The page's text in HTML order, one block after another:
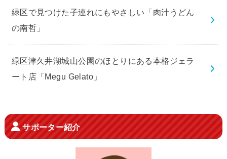
緑区で見つけた子連れにもやさしい「肉汁うどん
の南哲」
緑区津久井湖城山公園のほとりにある本格ジェラ
ート店「Megu Gelato」
サポーター紹介